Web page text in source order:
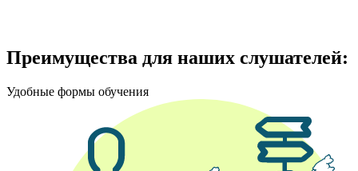
Преимущества для наших слушателей:
Удобные формы обучения